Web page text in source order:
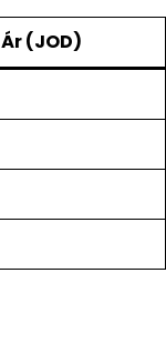
Ár (JOD)